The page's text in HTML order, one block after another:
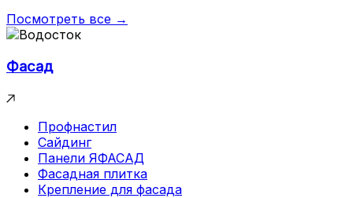
Посмотреть все →
Фасад
Профнастил
Сайдинг
Панели ЯФАСАД
Фасадная плитка
Крепление для фасада